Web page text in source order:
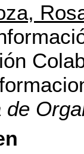
de